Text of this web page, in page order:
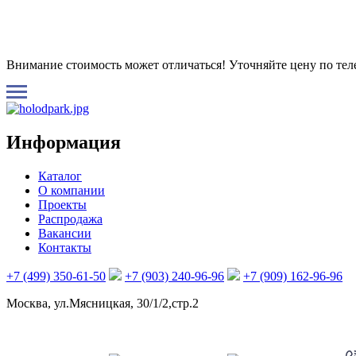
Внимание стоимость может отличаться! Уточняйте цену по
Информация
Каталог
О компании
Проекты
Распродажа
Вакансии
Контакты
+7 (499) 350-61-50 +7 (903) 240-96-96
+7 (909) 162-96-96
Москва, ул.Мясницкая, 30/1/2,стр.2